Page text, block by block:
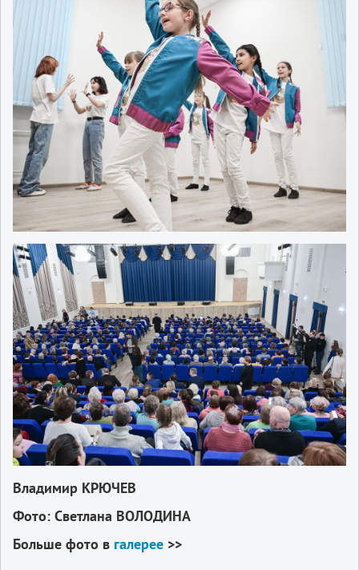
Владимир КРЮЧЕВ
Фото: Светлана ВОЛОДИНА
Больше фото в галерее >>